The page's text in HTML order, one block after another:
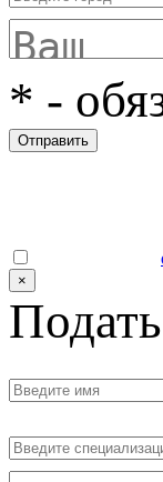
* -
Отправить
×